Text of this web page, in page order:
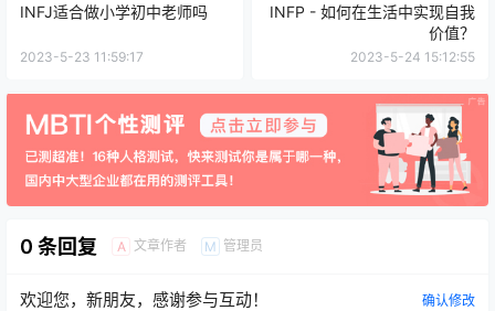
INFJ适合做小学初中老师吗
2023-5-23 11:59:17
INFP - 如何在生活中实现自我
价值？
2023-5-24 15:12:55
0 条回复 A 文章作者 M 管理员
欢迎您，新朋友，感谢参与互动！ 确认修改